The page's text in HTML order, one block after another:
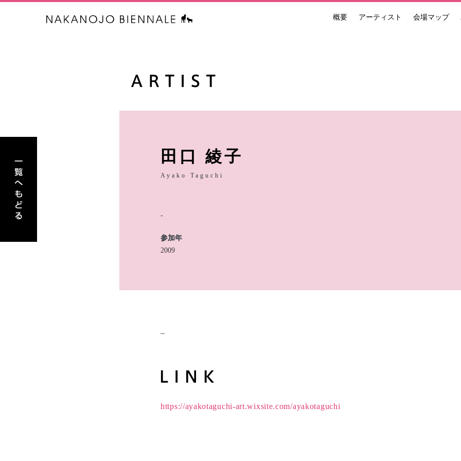
中之条ビエンナーレ 国際現代芸術祭 NAKANOJO BIENNALE
概要 アーティスト 会場マップ
田口 綾子
Ayako Taguchi
-
参加年
2009
–
https://ayakotaguchi-art.wixsite.com/ayakotaguchi